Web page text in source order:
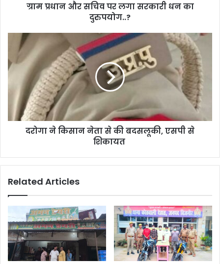
ग्राम प्रधान और सचिव पर लगा सरकारी धन का
दुरुपयोग..?
दरोगा ने किसान नेता से की बदसलूकी, एसपी से
शिकायत
Related Articles